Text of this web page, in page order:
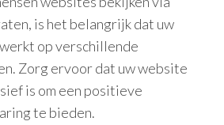
is het belangrijk dat uw
op verschillende
Zorg ervoor dat uw website
is om een positieve
te bieden.